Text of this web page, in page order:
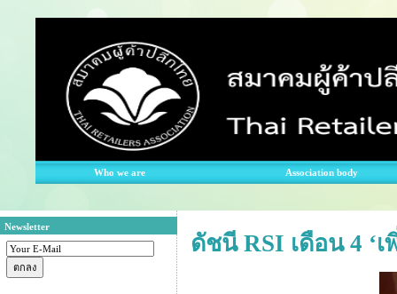
Who we are Association body
Newsletter
ดัชนี RSI เดือน 4 ‘